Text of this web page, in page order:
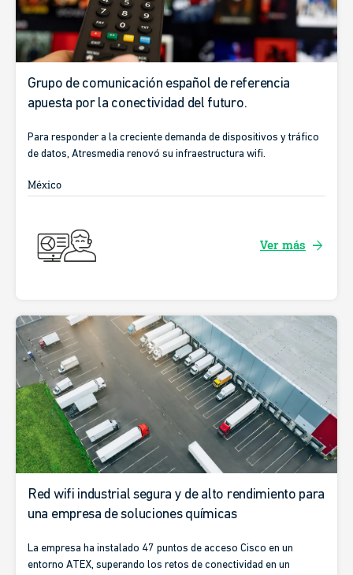
Grupo de comunicación español de referencia
apuesta por la conectividad del futuro.
Para responder a la creciente demanda de dispositivos y tráfico
de datos, Atresmedia renovó su infraestructura wifi.
México
Ver más arrow_forward
Red wifi industrial segura y de alto rendimiento para
una empresa de soluciones químicas
La empresa ha instalado 47 puntos de acceso Cisco en un
entorno ATEX, superando los retos de conectividad en un